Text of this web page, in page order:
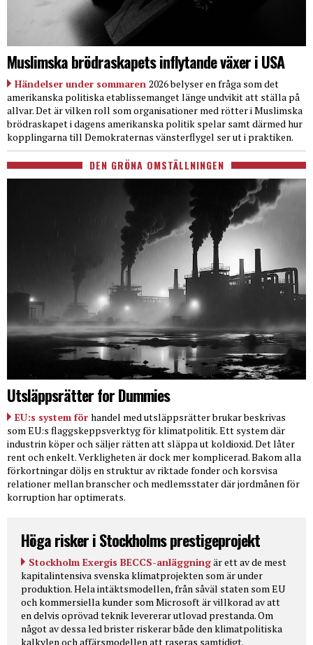
Muslimska brödraskapets inflytande växer i USA
Händelser under sommaren 2026 belyser en fråga som det
amerikanska politiska etablissemanget länge undvikit att ställa på
allvar. Det är vilken roll som organisationer med rötter i Muslimska
brödraskapet i dagens amerikanska politik spelar samt därmed hur
kopplingarna till Demokraternas vänsterflygel ser ut i praktiken.
DEN GRÖNA OMSTÄLLNINGEN
Utsläppsrätter for Dummies
EU:s system för handel med utsläppsrätter brukar beskrivas
som EU:s flaggskeppsverktyg för klimatpolitik. Ett system där
industrin köper och säljer rätten att släppa ut koldioxid. Det låter
rent och enkelt. Verkligheten är dock mer komplicerad. Bakom alla
förkortningar döljs en struktur av riktade fonder och korsvisa
relationer mellan branscher och medlemsstater där jordmånen för
korruption har optimerats.
Höga risker i Stockholms prestigeprojekt
Stockholm Exergis BECCS-anläggningär ett av de mest
kapitalintensiva svenska klimatprojekten som är under
produktion. Hela intäktsmodellen, från såväl staten som EU
och kommersiella kunder som Microsoft är villkorad av att
en delvis oprövad teknik levererar utlovad prestanda. Om
något av dessa led brister riskerar både den klimatpolitiska
kalkylen och affärsmodellen att raseras samtidigt.